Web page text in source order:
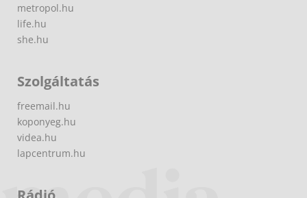
metropol.hu
life.hu
she.hu
Szolgáltatás
freemail.hu
koponyeg.hu
videa.hu
lapcentrum.hu